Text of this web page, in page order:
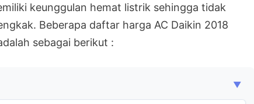
keunggulan hemat listrik sehingga tidak
Beberapa daftar harga AC Daikin 2018
sebagai berikut :
▼